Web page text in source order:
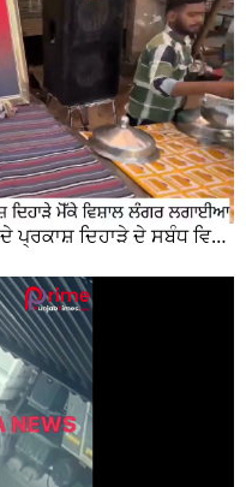
ਧੰਨ ਧੰਨ ਸ੍ਰੀ ਗੁਰੂ ਰਵਿਦਾਸ ਮਹਾਰਾਜ ਜੀ ਦੇ ਪ੍ਰਕਾਸ਼ ਦਿਹਾੜੇ ਦੇ ਸਬੰਧ ਵਿਚ ਮੇਨ ਰੋੜ ਵਿਖੇ ਲਾਗਾਇਆ ਵਿਸ਼ਾਲ ਲੰਗਰ